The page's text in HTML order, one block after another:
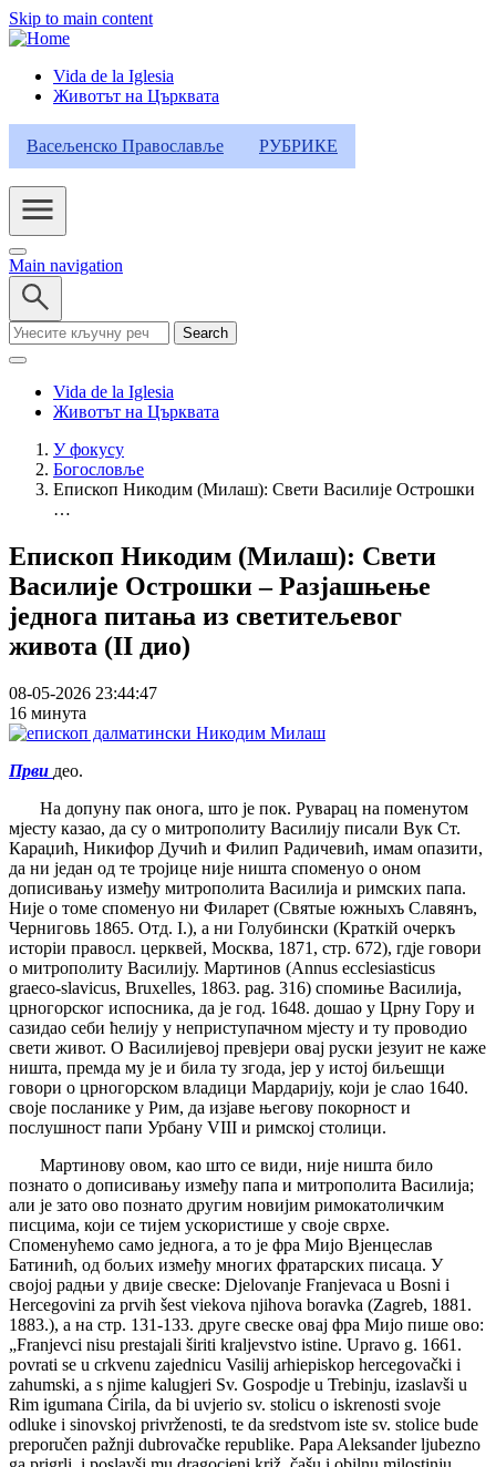
Skip to main content
Header
Category
Menu
Vida de la Iglesia
Животът на Църквата
Васељенско Православље РУБРИКЕ
Main navigation
Search
Vida de la Iglesia
Животът на Църквата
Breadcrumb
У фокусу
Богословље
Епископ Никодим (Милаш): Свети Василије Острошки
…
Епископ Никодим (Милаш): Свети
Василије Острошки – Разјашњење
једнога питања из светитељевог
живота (II дио)
08-05-2026 23:44:47
16 минута
Први део.
На допуну пак онога, што је пок. Руварац на поменутом
мјесту казао, да су о митрополиту Василију писали Вук Ст.
Караџић, Никифор Дучић и Филип Радичевић, имам опазити,
да ни један од те тројице није ништа споменуо о оном
дописивању између митрополита Василија и римских папа.
Није о томе споменуо ни Филарет (Святые южныхъ Славянъ,
Черниговь 1865. Отд. I.), а ни Голубински (Краткій очеркъ
исторіи правосл. церквей, Москва, 1871, стр. 672), гдје говори
о митрополиту Василију. Мартинов (Annus ecclesiasticus
graeco-slavicus, Bruxelles, 1863. pag. 316) спомиње Василија,
црногорског испосника, да је год. 1648. дошао у Црну Гору и
сазидао себи ћелију у неприступачном мјесту и ту проводио
свети живот. О Василијевој превјери овај руски језуит не каже
ништа, премда му је и била ту згода, јер у истој биљешци
говори о црногорском владици Мардарију, који је слао 1640.
своје посланике у Рим, да изјаве његову покорност и
послушност папи Урбану VIII и римској столици.
Мартинову овом, као што се види, није ништа било
познато о дописивању између папа и митрополита Василија;
али је зато ово познато другим новијим римокатоличким
писцима, који се тијем ускористише у своје сврхе.
Споменућемо само једнога, а то је фра Мијо Вјенцеслав
Батинић, од бољих између многих фратарских писаца. У
својој радњи у двије свеске: Djelovanje Franjevaca u Bosni i
Hercegovini za prvih šest viekova njihova boravka (Zagreb, 1881.
1883.), a на стр. 131-133. друге свеске овај фра Мијо пише ово:
„Franjevci nisu prestajali širiti kraljevstvo istine. Upravo g. 1661.
povrati se u crkvenu zajednicu Vasilij arhiepiskop hercegovački i
zahumski, a s njime kalugjeri Sv. Gospodje u Trebinju, izaslavši u
Rim igumana Ćirila, da bi uvjerio sv. stolicu o iskrenosti svoje
odluke i sinovskoj privrženosti, te da sredstvom iste sv. stolice bude
preporučen pažnji dubrovačke republike. Papa Aleksander ljubezno